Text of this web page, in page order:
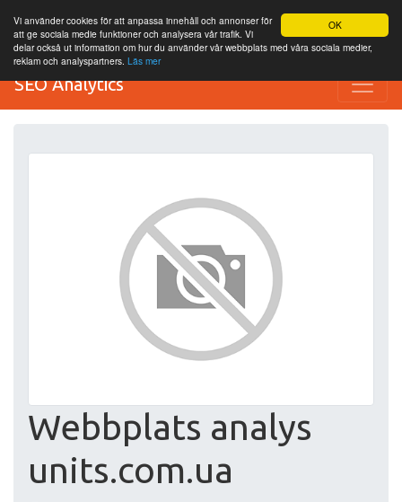
OK
Vi använder cookies för att anpassa innehåll och annonser för
att ge sociala medie funktioner och analysera vår trafik. Vi
delar också ut information om hur du använder vår webbplats med våra sociala medier,
reklam och analyspartners. Läs mer
SEO Analytics
Webbplats analys
units.com.ua